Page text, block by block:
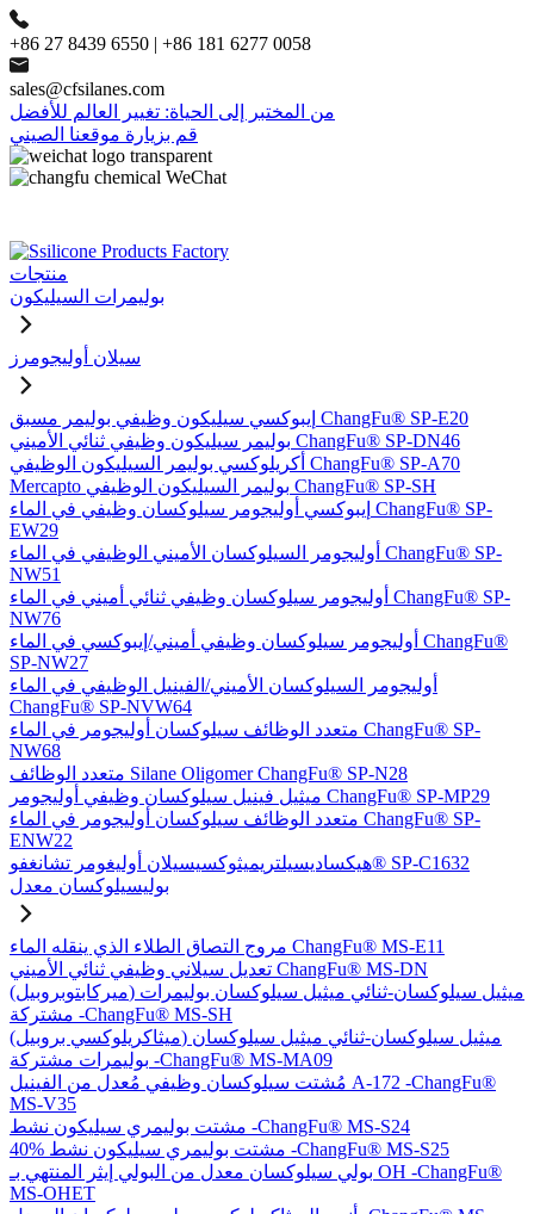
+86 27 8439 6550 | +86 181 6277 0058
sales@cfsilanes.com
من المختبر إلى الحياة: تغيير العالم للأفضل
قم بزيارة موقعنا الصيني
منتجات
بوليمرات السيليكون
سيلان أوليجومرز
إيبوكسي سيليكون وظيفي بوليمر مسبق ChangFu® SP-E20
بوليمر سيليكون وظيفي ثنائي الأميني ChangFu® SP-DN46
أكريلوكسي بوليمر السيليكون الوظيفي ChangFu® SP-A70
Mercapto بوليمر السيليكون الوظيفي ChangFu® SP-SH
إيبوكسي أوليجومر سيلوكسان وظيفي في الماء ChangFu® SP-
EW29
أوليجومر السيلوكسان الأميني الوظيفي في الماء ChangFu® SP-
NW51
أوليجومر سيلوكسان وظيفي ثنائي أميني في الماء ChangFu® SP-
NW76
أوليجومر سيلوكسان وظيفي أميني/إيبوكسي في الماء ChangFu®
SP-NW27
أوليجومر السيلوكسان الأميني/الفينيل الوظيفي في الماء
ChangFu® SP-NVW64
متعدد الوظائف سيلوكسان أوليجومر في الماء ChangFu® SP-
NW68
متعدد الوظائف Silane Oligomer ChangFu® SP-N28
ميثيل فينيل سيلوكسان وظيفي أوليجومر ChangFu® SP-MP29
متعدد الوظائف سيلوكسان أوليجومر في الماء ChangFu® SP-
ENW22
هيكساديسيلتريميثوكسيسيلان أوليغومر تشانغفو® SP-C1632
بوليسيلوكسان معدل
مروج التصاق الطلاء الذي ينقله الماء ChangFu® MS-E11
تعديل سيلاني وظيفي ثنائي الأميني ChangFu® MS-DN
(ميركابتوبروبيل) ميثيل سيلوكسان-ثنائي ميثيل سيلوكسان بوليمرات
مشتركة -ChangFu® MS-SH
(ميثاكريلوكسي بروبيل) ميثيل سيلوكسان-ثنائي ميثيل سيلوكسان
بوليمرات مشتركة -ChangFu® MS-MA09
مُشتت سيلوكسان وظيفي مُعدل من الفينيل A-172 -ChangFu®
MS-V35
مشتت بوليمري سيليكون نشط -ChangFu® MS-S24
40% مشتت بوليمري سيليكون نشط -ChangFu® MS-S25
بولي سيلوكسان معدل من البولي إيثر المنتهي بـ OH -ChangFu®
MS-OHET